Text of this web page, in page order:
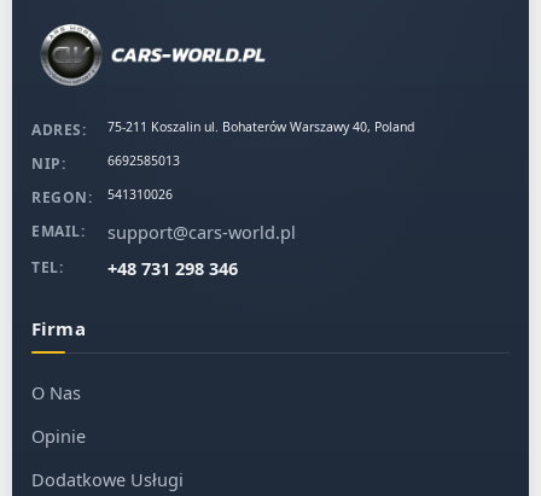
szybki czas realizacji – zwykle 6–10 tygodni
możliwość zamówienia
opinii rzeczoznawcy,
Stanów Zjednoczonych
się my.
Amerykańskie aukcje samochodowe bez
źródeł: Copart i IAAI.
ADRES: 75-211 Koszalin ul. Bohaterów Warszawy 40, Poland
NIP: 6692585013
REGON: 541310026
EMAIL: support@cars-world.pl
TEL: +48 731 298 346
Firma
O Nas
Opinie
Dodatkowe Usługi